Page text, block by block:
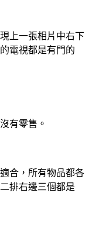
上一張相片中右下
電視都是有門的
有零售。
合，所有物品都各
排右邊三個都是